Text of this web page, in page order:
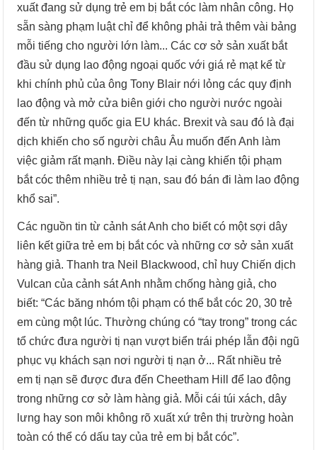
xuất đang sử dụng trẻ em bị bắt cóc làm nhân công. Họ
sẵn sàng phạm luật chỉ để không phải trả thêm vài bảng
mỗi tiếng cho người lớn làm... Các cơ sở sản xuất bắt
đầu sử dụng lao động ngoại quốc với giá rẻ mạt kể từ
khi chính phủ của ông Tony Blair nới lỏng các quy định
lao động và mở cửa biên giới cho người nước ngoài
đến từ những quốc gia EU khác. Brexit và sau đó là đại
dịch khiến cho số người châu Âu muốn đến Anh làm
việc giảm rất mạnh. Điều này lại càng khiến tội phạm
bắt cóc thêm nhiều trẻ tị nạn, sau đó bán đi làm lao động
khổ sai”.
Các nguồn tin từ cảnh sát Anh cho biết có một sợi dây
liên kết giữa trẻ em bị bắt cóc và những cơ sở sản xuất
hàng giả. Thanh tra Neil Blackwood, chỉ huy Chiến dịch
Vulcan của cảnh sát Anh nhằm chống hàng giả, cho
biết: “Các băng nhóm tội phạm có thể bắt cóc 20, 30 trẻ
em cùng một lúc. Thường chúng có “tay trong” trong các
tổ chức đưa người tị nạn vượt biển trái phép lẫn đội ngũ
phục vụ khách sạn nơi người tị nạn ở... Rất nhiều trẻ
em tị nạn sẽ được đưa đến Cheetham Hill để lao động
trong những cơ sở làm hàng giả. Mỗi cái túi xách, dây
lưng hay son môi không rõ xuất xứ trên thị trường hoàn
toàn có thể có dấu tay của trẻ em bị bắt cóc”.